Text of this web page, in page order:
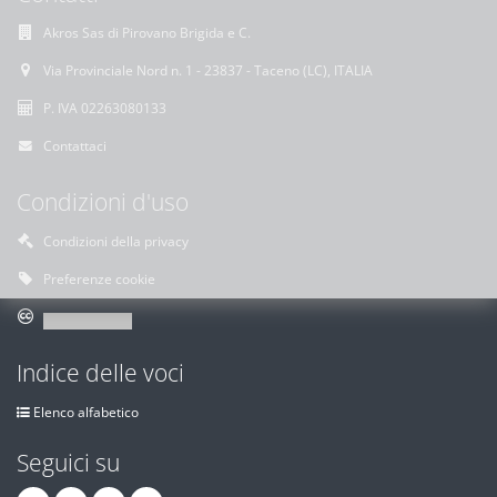
Akros Sas di Pirovano Brigida e C.
Via Provinciale Nord n. 1 - 23837 - Taceno (LC), ITALIA
P. IVA 02263080133
Contattaci
Condizioni d'uso
Condizioni della privacy
Preferenze cookie
Indice delle voci
Elenco alfabetico
Seguici su